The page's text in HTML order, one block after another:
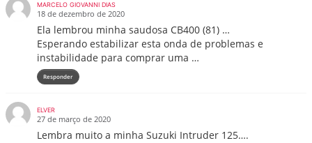
MARCELO GIOVANNI DIAS
18 de dezembro de 2020
Ela lembrou minha saudosa CB400 (81) …
Esperando estabilizar esta onda de problemas e
instabilidade para comprar uma …
Responder
ELVER
27 de março de 2020
Lembra muito a minha Suzuki Intruder 125….